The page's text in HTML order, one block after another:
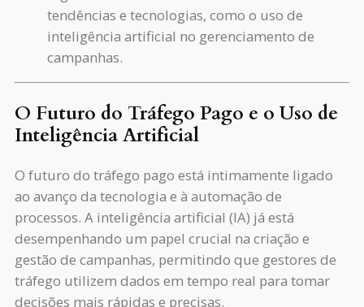
tendências e tecnologias, como o uso de
inteligência artificial no gerenciamento de
campanhas.
O Futuro do Tráfego Pago e o Uso de
Inteligência Artificial
O futuro do tráfego pago está intimamente ligado
ao avanço da tecnologia e à automação de
processos. A inteligência artificial (IA) já está
desempenhando um papel crucial na criação e
gestão de campanhas, permitindo que gestores de
tráfego utilizem dados em tempo real para tomar
decisões mais rápidas e precisas.